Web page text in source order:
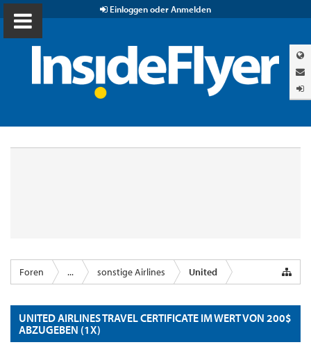
Einloggen oder Anmelden
Foren ... sonstige Airlines United
UNITED AIRLINES TRAVEL CERTIFICATE IM WERT VON 200$
ABZUGEBEN (1X)